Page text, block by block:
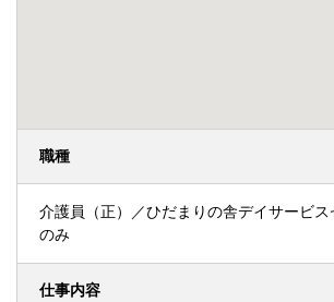
職種
介護員（正）／ひだまりの舎デイサービ
のみ
仕事内容